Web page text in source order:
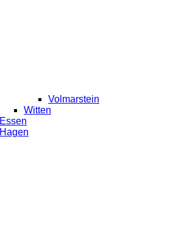
Volmarstein
Witten
Essen
Hagen